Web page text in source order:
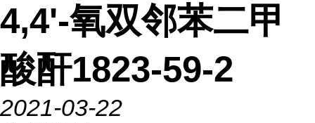
4,4'-氧双邻苯二甲
酸酐1823-59-2
2021-03-22